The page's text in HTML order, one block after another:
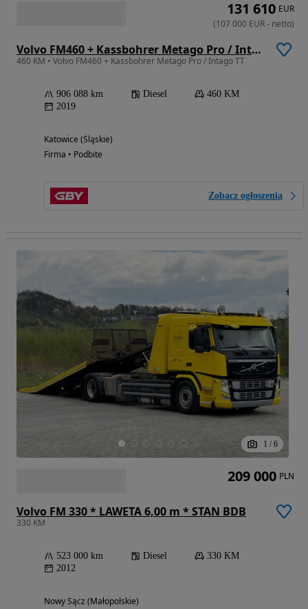
Volvo FM460 + Kassbohrer Metago Pro / Intago TT
460 KM • Volvo FM460 + Kassbohrer Metago Pro / Intago TT
906 088 km Diesel
460 KM
2019
Katowice (Śląskie)
Firma • Podbite
Zobacz ogłoszenia
131 610 EUR
(107 000 EUR- netto)
1 / 6
Volvo FM 330 * LAWETA 6,00 m * STAN BDB
330 KM
523 000 km Diesel
330 KM
2012
Nowy Sącz (Małopolskie)
209 000 PLN